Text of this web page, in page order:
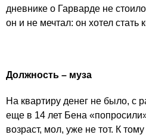
дневнике о Гарварде не
он и не мечтал: он хотел стать
Должность – муза
На квартиру денег не было, с
еще в 14 лет Бена
возраст, мол, уже не тот. К